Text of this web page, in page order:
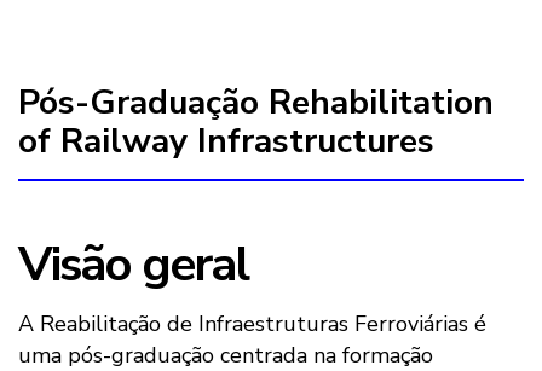
Pós-Graduação Rehabilitation
of Railway Infrastructures
Visão geral
A Reabilitação de Infraestruturas Ferroviárias é
uma pós-graduação centrada na formação